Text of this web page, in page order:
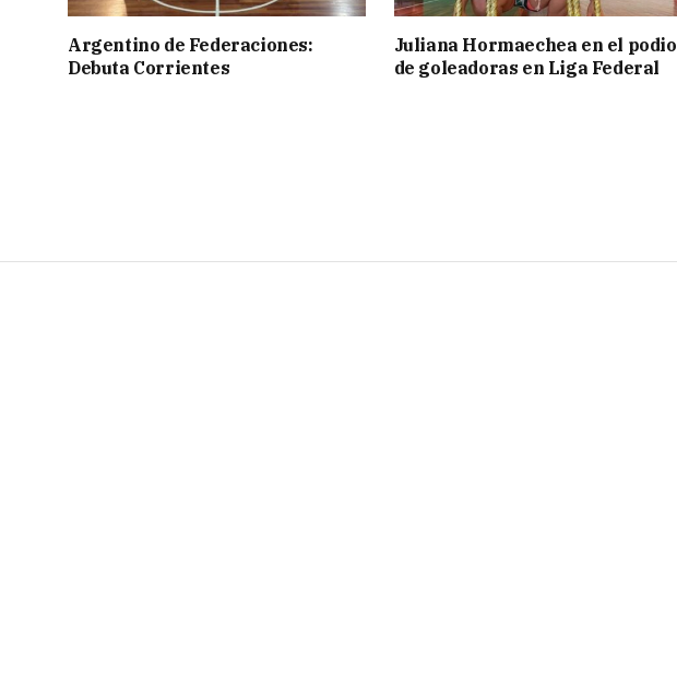
Argentino de Federaciones:
Debuta Corrientes
Juliana Hormaechea en el podio
de goleadoras en Liga Federal